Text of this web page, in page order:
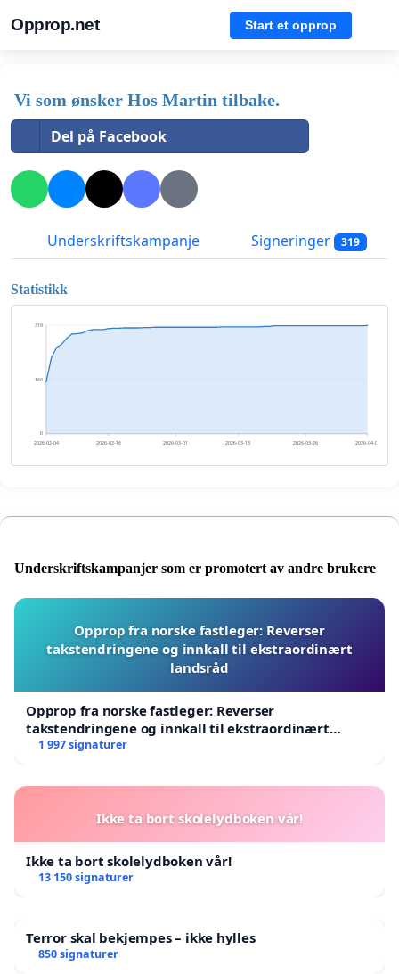
Opprop.net Start et opprop
Vi som ønsker Hos Martin tilbake.
Del på Facebook
Underskriftskampanje Signeringer 319
Statistikk
0
160
319
2026-02-04 2026-02-16 2026-03-01 2026-03-13 2026-03-26 2026-04-07
Underskriftskampanjer som er promotert av andre brukere
Opprop fra norske fastleger: Reverser
takstendringene og innkall til ekstraordinært
landsråd
Opprop fra norske fastleger: Reverser
takstendringene og innkall til ekstraordinært
landsråd
1 997 signaturer
Ikke ta bort skolelydboken vår!
Ikke ta bort skolelydboken vår!
13 150 signaturer
Terror skal bekjempes – ikke hylles
850 signaturer